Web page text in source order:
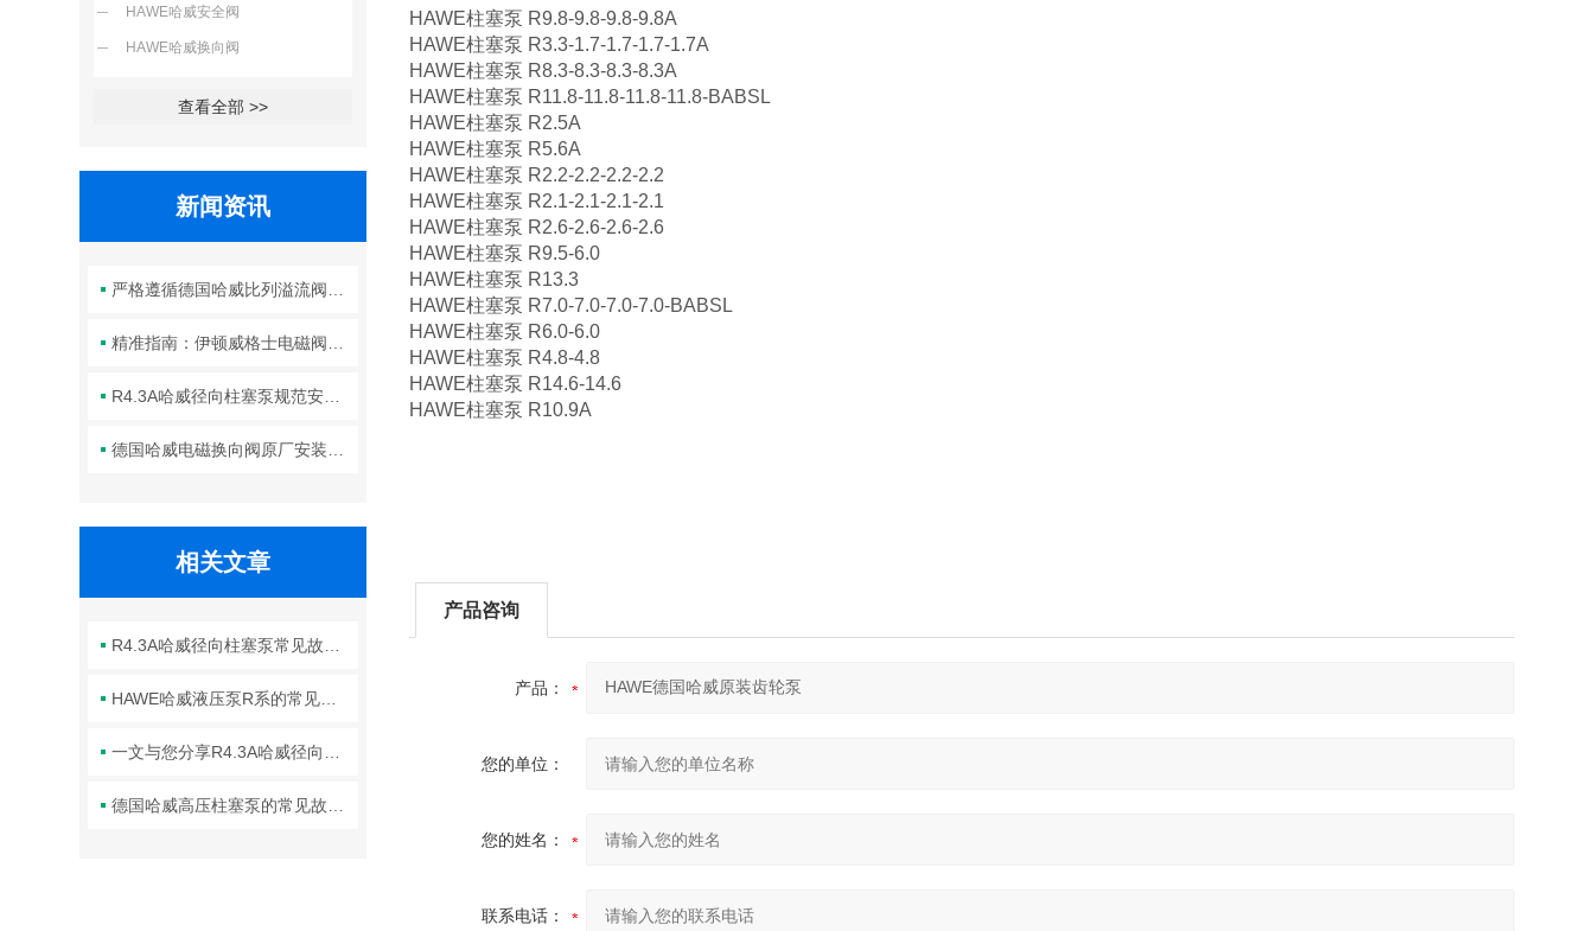
HAWE哈威安全阀
HAWE哈威换向阀
查看全部 >>
新闻资讯
相关文章
HAWE柱塞泵 R9.8-9.8-9.8-9.8A
HAWE柱塞泵 R3.3-1.7-1.7-1.7-1.7A
HAWE柱塞泵 R8.3-8.3-8.3-8.3A
HAWE柱塞泵 R11.8-11.8-11.8-11.8-BABSL
HAWE柱塞泵 R2.5A
HAWE柱塞泵 R5.6A
HAWE柱塞泵 R2.2-2.2-2.2-2.2
HAWE柱塞泵 R2.1-2.1-2.1-2.1
HAWE柱塞泵 R2.6-2.6-2.6-2.6
HAWE柱塞泵 R9.5-6.0
HAWE柱塞泵 R13.3
HAWE柱塞泵 R7.0-7.0-7.0-7.0-BABSL
HAWE柱塞泵 R6.0-6.0
HAWE柱塞泵 R4.8-4.8
HAWE柱塞泵 R14.6-14.6
HAWE柱塞泵 R10.9A
产品咨询
产品：
您的单位：
您的姓名：
联系电话：